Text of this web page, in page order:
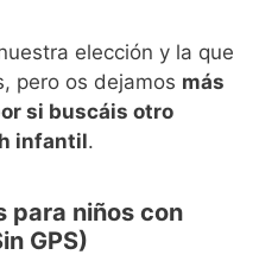
elección y la que
pero os dejamos más
si buscáis otro
infantil.
para niños con
GPS)